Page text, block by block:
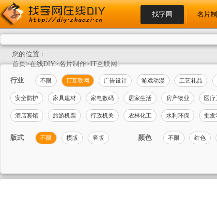
找字网 名片
您的位置：
首页>在线DIY>名片制作>IT互联网
行业 不限 IT互联网 广告设计 游戏动漫 工艺礼品
安全防护 家具建材 家电数码 居家生活 房产物业 医
酒店宾馆 旅游机票 行政机关 农林化工 水利环保 批发
版式 不限 横版 竖版 颜色 不限 红色